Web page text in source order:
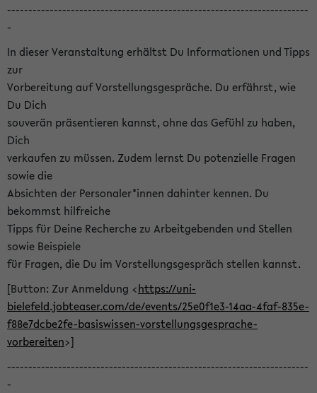
-----------------------------------------------------------------------
-
In dieser Veranstaltung erhältst Du Informationen und Tipps
zur
Vorbereitung auf Vorstellungsgespräche. Du erfährst, wie
Du Dich
souverän präsentieren kannst, ohne das Gefühl zu haben,
Dich
verkaufen zu müssen. Zudem lernst Du potenzielle Fragen
sowie die
Absichten der Personaler*innen dahinter kennen. Du
bekommst hilfreiche
Tipps für Deine Recherche zu Arbeitgebenden und Stellen
sowie Beispiele
für Fragen, die Du im Vorstellungsgespräch stellen kannst.
[Button: Zur Anmeldung <https://uni-
bielefeld.jobteaser.com/de/events/25e0f1e3-14aa-4faf-835e-
f88e7dcbe2fe-basiswissen-vorstellungsgesprache-
vorbereiten>]
-----------------------------------------------------------------------
-